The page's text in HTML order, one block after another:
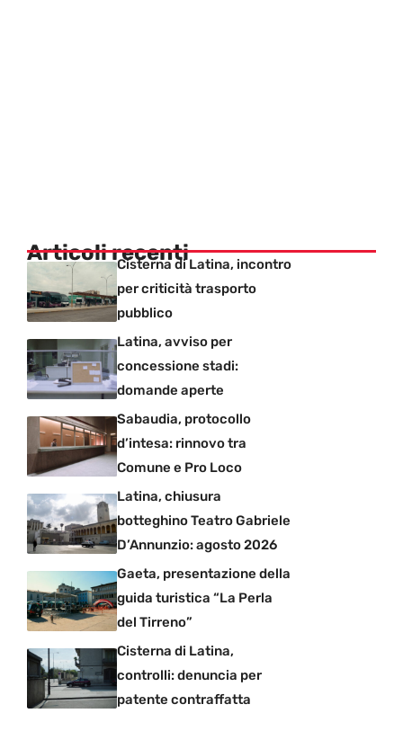
Articoli recentiCisterna di Latina, incontro
per criticità trasporto
pubblico
Latina, avviso per
concessione stadi:
domande aperte
Sabaudia, protocollo
d’intesa: rinnovo tra
Comune e Pro Loco
Latina, chiusura
botteghino Teatro Gabriele
D’Annunzio: agosto 2026
Gaeta, presentazione della
guida turistica “La Perla
del Tirreno”
Cisterna di Latina,
controlli: denuncia per
patente contraffatta